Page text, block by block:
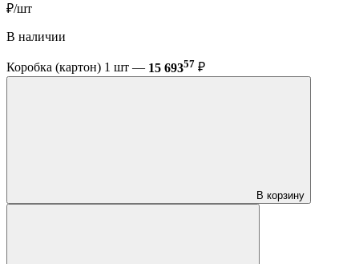
₽/шт
В наличии
Коробка (картон) 1 шт — 15 69357 ₽
В корзину